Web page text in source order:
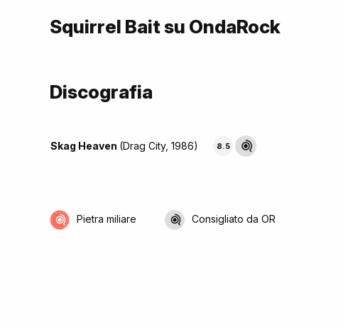
Squirrel Bait su OndaRock
Discografia
Skag Heaven (Drag City, 1986) 8.5
Pietra miliare Consigliato da OR